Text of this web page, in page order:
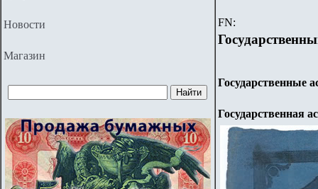
Новости
Магазин
FN:
Государственные
Государственная